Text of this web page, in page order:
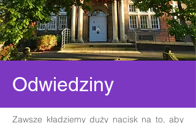
Odwiedziny
Zawsze kładziemy duży nacisk na to, aby